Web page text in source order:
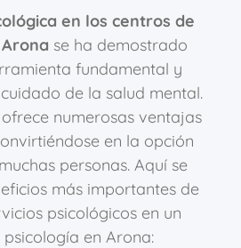
en los centros de
se ha demostrado
fundamental y
de la salud mental.
numerosas ventajas
en la opción
personas. Aquí se
más importantes de
psicológicos en un
en Arona: